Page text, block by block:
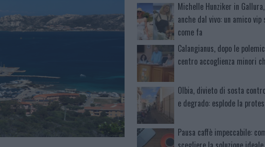
Michelle Hunziker in
anche dal vivo: un amico vip
come fa
Calangianus, dopo le
centro accoglienza minori
Olbia, divieto di sosta
e degrado: esplode la
Pausa caffè impeccabile: